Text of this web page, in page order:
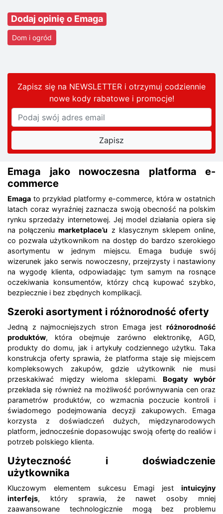
Dodaj opinię o Emaga
Dom i ogród
Zapisz się na NEWSLETTER i otrzymuj codziennie
nowe kody rabatowei promocje!
Emaga jako nowoczesna platforma e-
commerce
Emaga to przykład platformy e-commerce, która w ostatnich
latach coraz wyraźniej zaznacza swoją obecność na polskim
rynku sprzedaży internetowej. Jej model działania opiera się
na połączeniumarketplace’u z klasycznym sklepem online,
co pozwala użytkownikom na dostęp do bardzo szerokiego
asortymentu w jednym miejscu. Emaga buduje swój
wizerunek jako serwis nowoczesny, przejrzysty i nastawiony
na wygodę klienta, odpowiadając tym samym na rosnące
oczekiwania konsumentów, którzy chcą kupować szybko,
bezpiecznie i bez zbędnych komplikacji.
Szeroki asortyment i różnorodność oferty
Jedną z najmocniejszych stron Emaga jest różnorodność
produktów, która obejmuje zarówno elektronikę, AGD,
produkty do domu, jak i artykuły codziennego użytku. Taka
konstrukcja oferty sprawia, że platforma staje się miejscem
kompleksowych zakupów, gdzie użytkownik nie musi
przeskakiwać między wieloma sklepami. Bogaty wybór
przekłada się również na możliwość porównywania cen oraz
parametrów produktów, co wzmacnia poczucie kontroli i
świadomego podejmowania decyzji zakupowych. Emaga
korzysta z doświadczeń dużych, międzynarodowych
platform, jednocześnie dopasowując swoją ofertę do realiów i
potrzeb polskiego klienta.
Użyteczność i doświadczenie
użytkownika
Kluczowym elementem sukcesu Emagi jest intuicyjny
interfejs, który sprawia, że nawet osoby mniej
zaawansowane technologicznie mogą bez problemu